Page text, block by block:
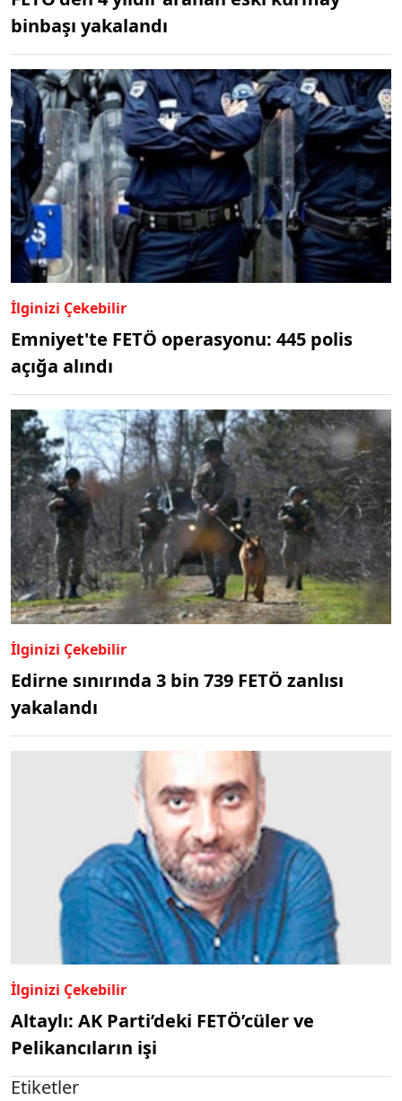
binbaşı yakalandı
İlginizi Çekebilir
Emniyet'te FETÖ operasyonu: 445 polis
açığa alındı
İlginizi Çekebilir
Edirne sınırında 3 bin 739 FETÖ zanlısı
yakalandı
İlginizi Çekebilir
Altaylı: AK Parti’deki FETÖ’cüler ve
Pelikancıların işi
Etiketler